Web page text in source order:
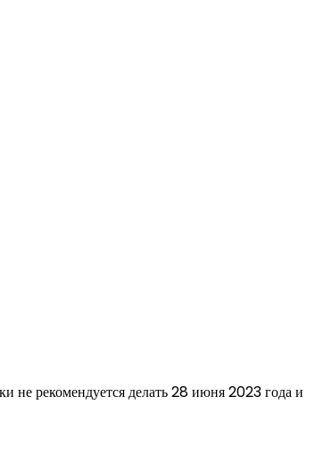
не рекомендуется делать 28 июня 2023 года и